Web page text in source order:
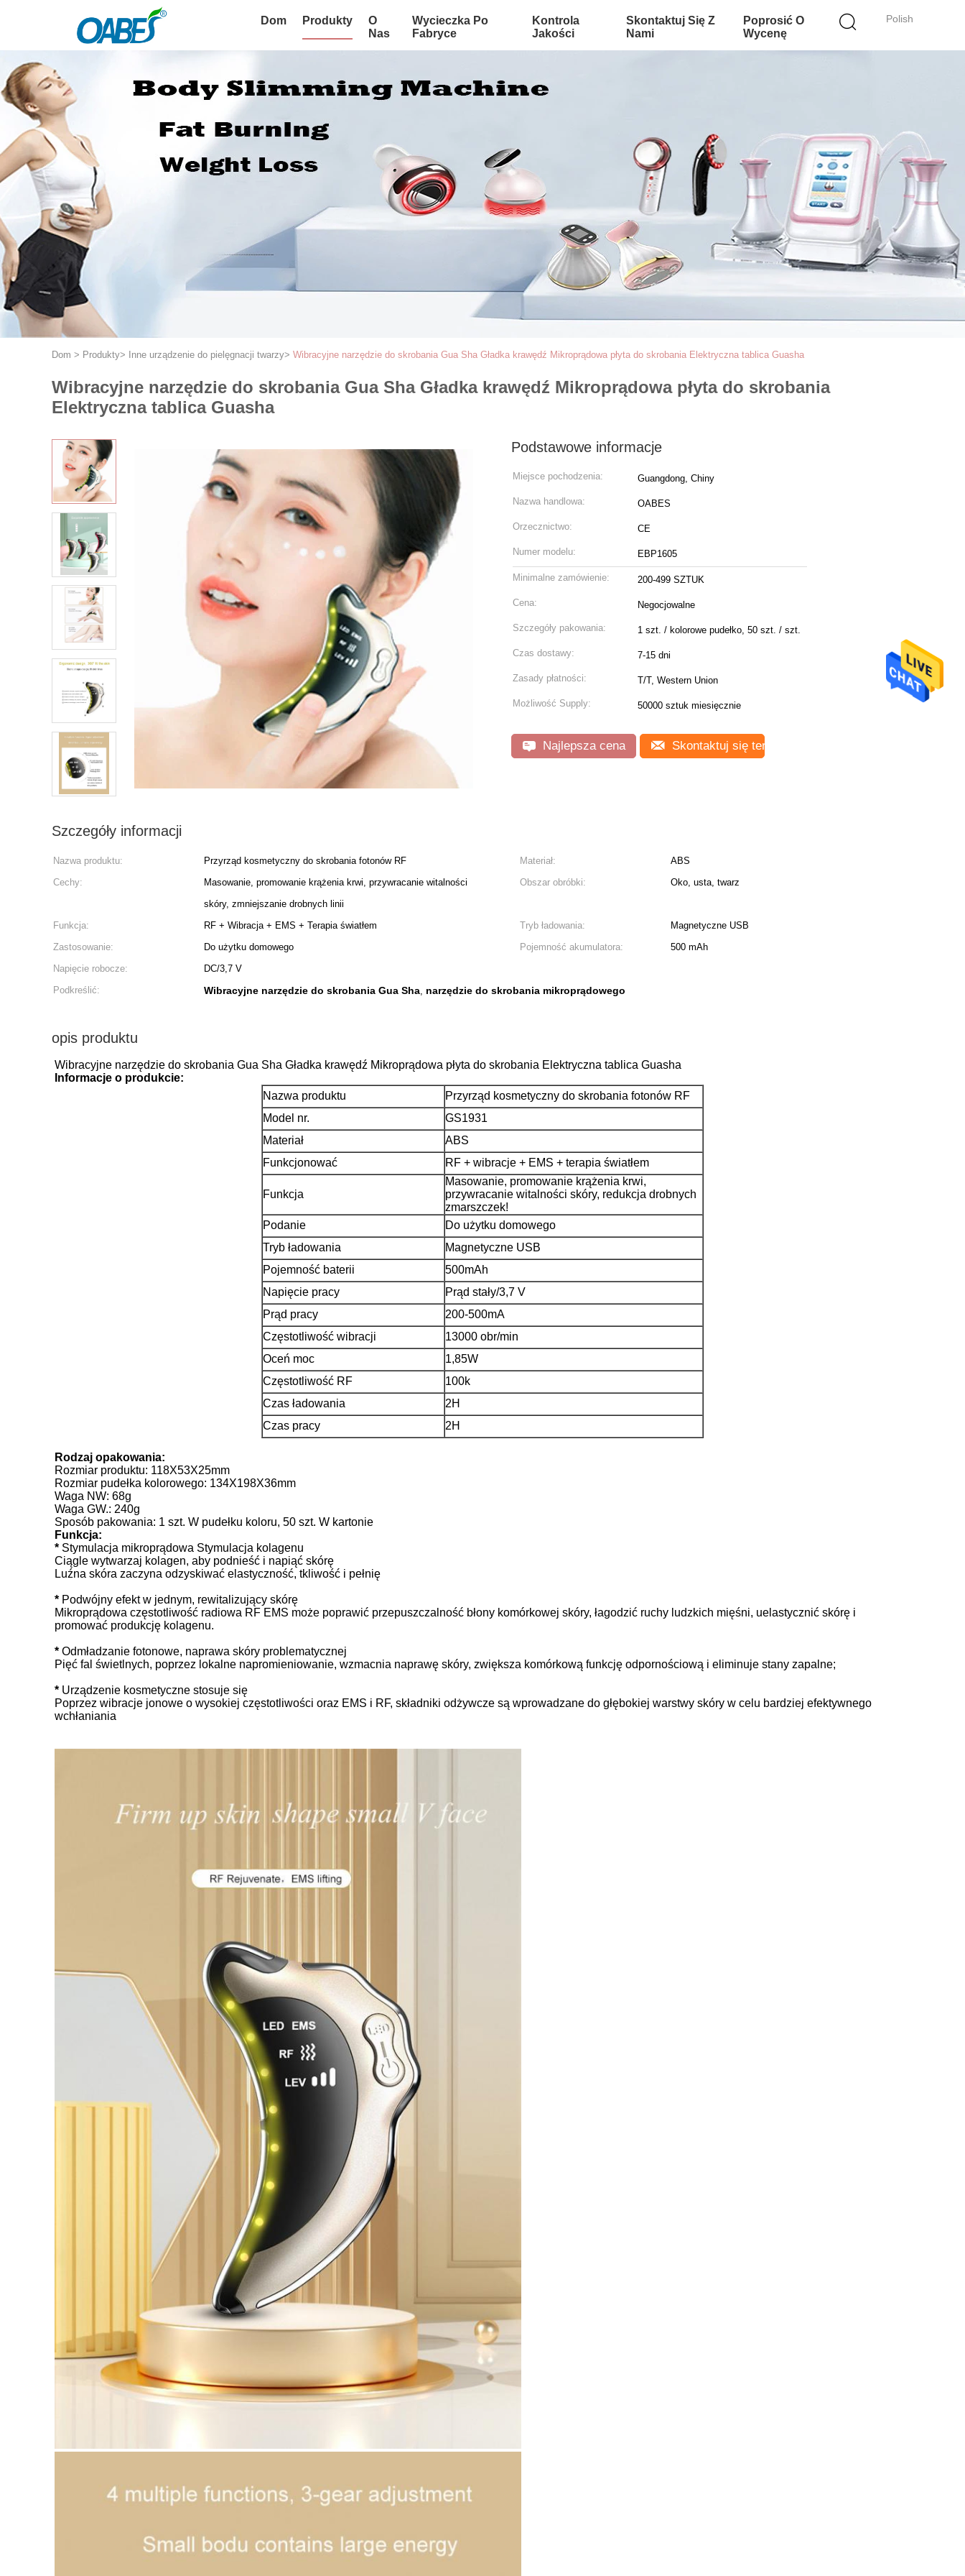
Polish
Dom Produkty
O
Nas
Wycieczka Po
Fabryce
Kontrola
Jakości
Skontaktuj Się Z
Nami
Poprosić O
Wycenę
Dom > Produkty> Inne urządzenie do pielęgnacji twarzy> Wibracyjne narzędzie do skrobania Gua Sha Gładka krawędź Mikroprądowa płyta do skrobania Elektryczna tablica Guasha
Wibracyjne narzędzie do skrobania Gua Sha Gładka krawędź Mikroprądowa płyta do skrobania
Elektryczna tablica Guasha
Podstawowe informacje
Miejsce pochodzenia: Guangdong, Chiny
Nazwa handlowa: OABES
Orzecznictwo: CE
Numer modelu: EBP1605
Minimalne zamówienie: 200-499 SZTUK
Cena: Negocjowalne
Szczegóły pakowania: 1 szt. / kolorowe pudełko, 50 szt. / szt.
Czas dostawy: 7-15 dni
Zasady płatności: T/T, Western Union
Możliwość Supply: 50000 sztuk miesięcznie
Najlepsza cena Skontaktuj się teraz
Szczegóły informacji
Nazwa produktu: Przyrząd kosmetyczny do skrobania fotonów RF Materiał:
ABS
Cechy:
Masowanie, promowanie krążenia krwi, przywracanie witalności
skóry, zmniejszanie drobnych linii
Obszar obróbki: Oko, usta, twarz
Funkcja: RF + Wibracja + EMS + Terapia światłem Tryb ładowania:
Magnetyczne USB
Zastosowanie:
Do użytku domowego Pojemność akumulatora:
500 mAh
Napięcie robocze:
DC/3,7 V
Podkreślić:
Wibracyjne narzędzie do skrobania Gua Sha, narzędzie do skrobania mikroprądowego
opis produktu
Wibracyjne narzędzie do skrobania Gua Sha Gładka krawędź Mikroprądowa płyta do skrobania Elektryczna tablica Guasha
Informacje o produkcie:
Nazwa produktu
Przyrząd kosmetyczny do skrobania fotonów RF
Model nr.
GS1931
Materiał
ABS
Funkcjonować
RF + wibracje + EMS + terapia światłem
Funkcja
Masowanie, promowanie krążenia krwi,
przywracanie witalności skóry, redukcja drobnych
zmarszczek!
Podanie
Do użytku domowego
Tryb ładowania
Magnetyczne USB
Pojemność baterii
500mAh
Napięcie pracy
Prąd stały/3,7 V
Prąd pracy
200-500mA
Częstotliwość wibracji
13000 obr/min
Oceń moc
1,85W
Częstotliwość RF
100k
Czas ładowania
2H
Czas pracy
2H
Rodzaj opakowania:
Rozmiar produktu: 118X53X25mm
Rozmiar pudełka kolorowego: 134X198X36mm
Waga NW: 68g
Waga GW.: 240g
Sposób pakowania: 1 szt. W pudełku koloru, 50 szt. W kartonie
Funkcja:
* Stymulacja mikroprądowa Stymulacja kolagenu
Ciągle wytwarzaj kolagen, aby podnieść i napiąć skórę
Luźna skóra zaczyna odzyskiwać elastyczność, tkliwość i pełnię
* Podwójny efekt w jednym, rewitalizujący skórę
Mikroprądowa częstotliwość radiowa RF EMS może poprawić przepuszczalność błony komórkowej skóry, łagodzić ruchy ludzkich mięśni, uelastycznić skórę i
promować produkcję kolagenu.
* Odmładzanie fotonowe, naprawa skóry problematycznej
Pięć fal świetlnych, poprzez lokalne napromieniowanie, wzmacnia naprawę skóry, zwiększa komórkową funkcję odpornościową i eliminuje stany zapalne;
* Urządzenie kosmetyczne stosuje się
Poprzez wibracje jonowe o wysokiej częstotliwości oraz EMS i RF, składniki odżywcze są wprowadzane do głębokiej warstwy skóry w celu bardziej efektywnego
wchłaniania